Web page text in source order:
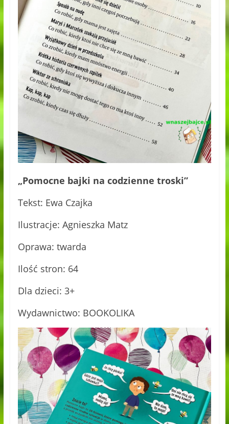
„Pomocne bajki na codzienne troski”
Tekst: Ewa Czajka
Ilustracje: Agnieszka Matz
Oprawa: twarda
Ilość stron: 64
Dla dzieci: 3+
Wydawnictwo: BOOKOLIKA